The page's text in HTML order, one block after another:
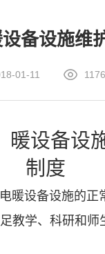
备设施维
01-11 1176
暖设备设
制度
设备设施的正
教学、科研和师